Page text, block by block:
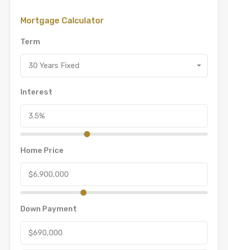
Mortgage Calculator
Term
30 Years Fixed
Interest
Home Price
Down Payment